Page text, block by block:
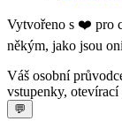
Vytvořeno s ❤️ pro
někým, jako jsou
Váš osobní
vstupenky, otevírací
💬